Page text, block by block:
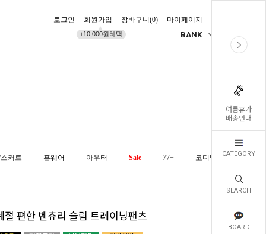
여름휴가
배송안내
CATEGORY
SEARCH
BOARD
로그인 회원가입
+10,000원혜택
장바구니(0) 마이페이지
BANK
커트 홈웨어 아우터 Sale 77+ 코디템 오늘발송
절 편한 벤츄리 슬림 트레이닝팬츠